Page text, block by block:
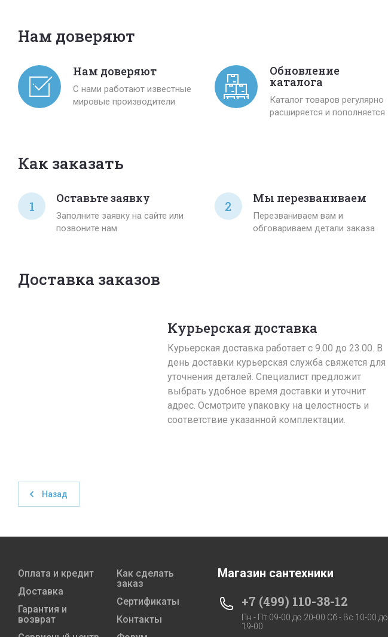
Нам доверяют
Нам доверяют
С нами работают известные
мировые производители
Обновление
каталога
Каталог товаров регулярно
расширяется и пополняется
Как заказать
1
Оставьте заявку
Заполните заявку на сайте или
позвоните нам
2
Мы перезваниваем
Перезваниваем вам и
обговариваем детали заказа
Доставка заказов
Курьерская доставка
Курьерская доставка работает с 9.00 до 23.00. В
день доставки курьерская служба свяжется для
уточнения деталей. Специалист предложит
выбрать удобное время доставки и уточнит
адрес. Осмотрите упаковку на целостность и
соответствие указанной комплектации.
Назад
Оплата и кредит
Доставка
Гарантия и
возврат
Как сделать
заказ
Сертификаты
Контакты
Магазин сантехники
+7 (499) 110-38-12
Пн - Пт 09-00 до 20-00 Сб - Вс 10-00 до
19-00